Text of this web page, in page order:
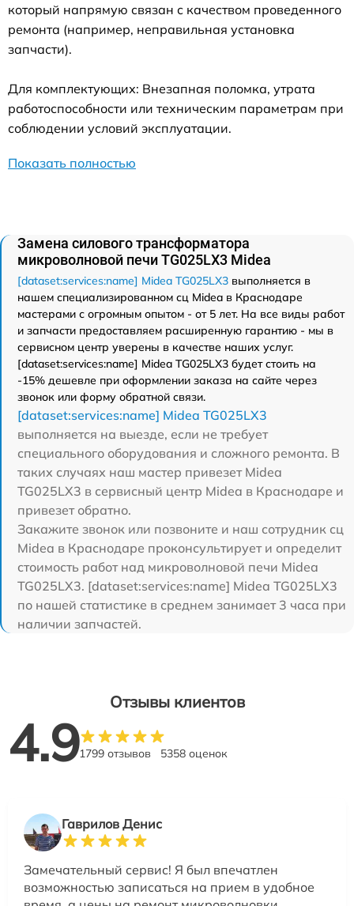
который напрямую связан с качеством проведенного
ремонта (например, неправильная установка
запчасти).
Для комплектующих: Внезапная поломка, утрата
работоспособности или техническим параметрам при
соблюдении условий эксплуатации.
Показать полностью
Замена силового трансформатора
микроволновой печи TG025LX3 Midea
[dataset:services:name] Midea TG025LX3 выполняется в
нашем специализированном сц Midea в Краснодаре
мастерами с огромным опытом - от 5 лет. На все виды работ
и запчасти предоставляем расширенную гарантию - мы в
сервисном центр уверены в качестве наших услуг.
[dataset:services:name] Midea TG025LX3 будет стоить на
-15% дешевле при оформлении заказа на сайте через
звонок или форму обратной связи.
[dataset:services:name] Midea TG025LX3
выполняется на выезде, если не требует
специального оборудования и сложного ремонта. В
таких случаях наш мастер привезет Midea
TG025LX3 в сервисный центр Midea в Краснодаре и
привезет обратно.
Закажите звонок или позвоните и наш сотрудник сц
Midea в Краснодаре проконсультирует и определит
стоимость работ над микроволновой печи Midea
TG025LX3. [dataset:services:name] Midea TG025LX3
по нашей статистике в среднем занимает 3 часа при
наличии запчастей.
Отзывы клиентов
4.91799 отзывов 5358 оценок
Гаврилов Денис
Замечательный сервис! Я был впечатлен
возможностью записаться на прием в удобное